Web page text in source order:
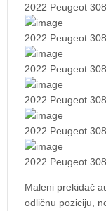
2022 Peugeot
2022 Peugeot
2022 Peugeot
2022 Peugeot
2022 Peugeot
2022 Peugeot
Maleni prekidač
odličnu poziciju,